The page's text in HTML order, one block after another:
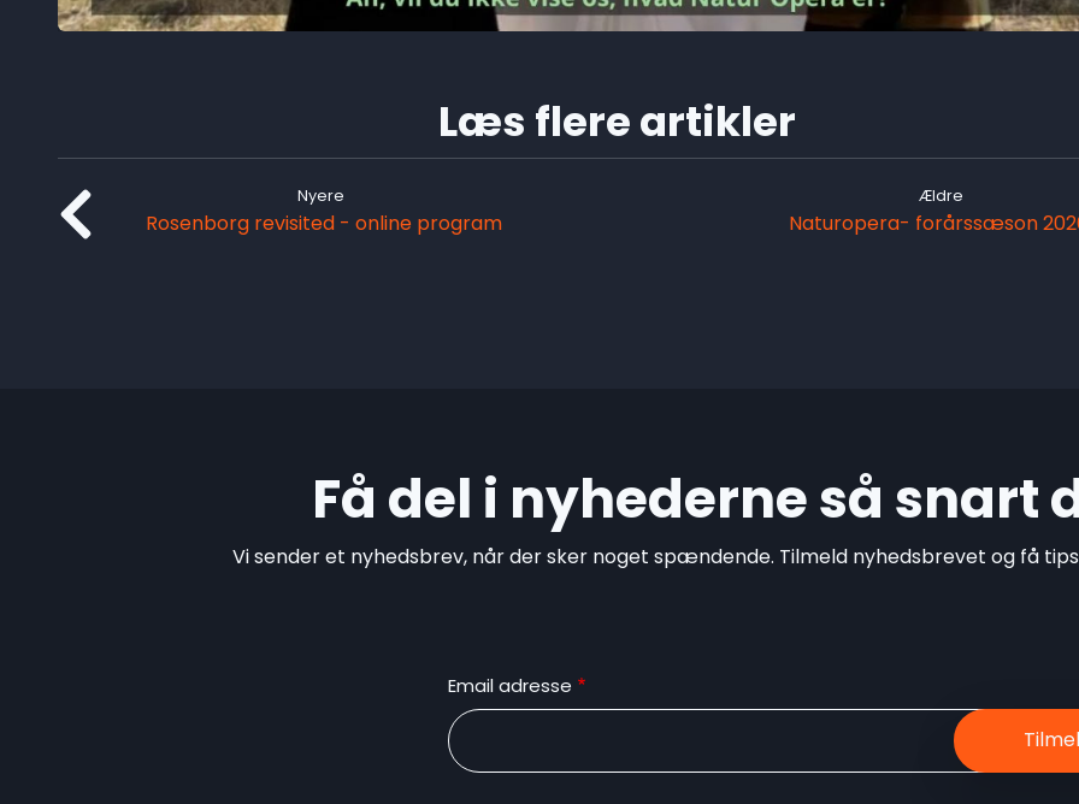
Læs flere artikler
Nyere
Rosenborg revisited - online program
Ældre
Naturopera- forårssæson
Få del i nyhederne så snart
Vi sender et nyhedsbrev, når der sker noget spændende. Tilmeld nyhedsbrevet og få
Email adresse